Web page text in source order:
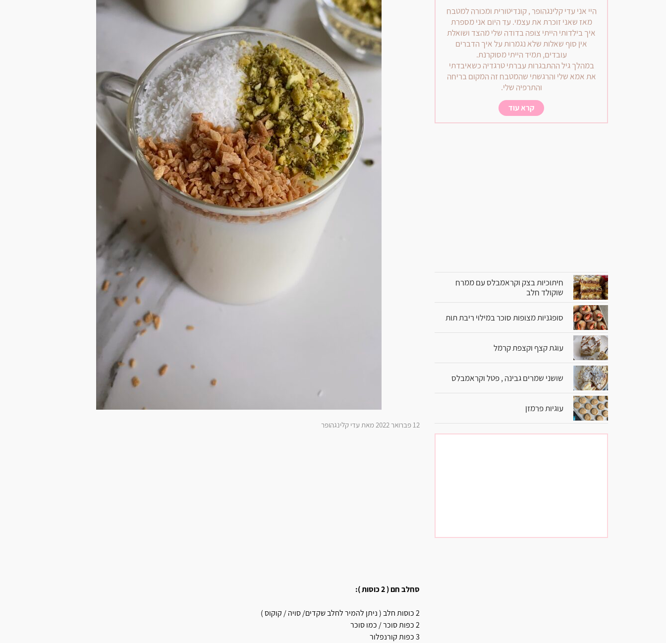
היי אני עדי קלינגהופר , קונדיטורית ומכורה למטבח
מאז שאני זוכרת את עצמי. עד היום אני מספרת
איך בילדותי הייתי צופה בדודה שלי מהצד ושואלת
אין סוף שאלות שלא נגמרות על איך הדברים
עובדים, תמיד הייתי מסוקרנת.
במהלך גיל ההתבגרות עברתי טרגדיה כשאיבדתי
את אמא שלי והרגשתי שהמטבח זה המקום בריחה
והתרפיה שלי.
קרא עוד
חיתוכיות בצק וקראמבלס עם ממרח
שוקולד חלב
סופגניות מצופות סוכר במילוי ריבת תות
עוגת קצף וקצפת קרמל
שושני שמרים גבינה , פטל וקראמבלס
עוגיות פרמזן
12 פברואר 2022 מאת עדי קלינגהופר
סחלב חם ( 2 כוסות ):
2 כוסות חלב ( ניתן להמיר לחלב שקדים/ סויה / קוקוס )
2 כפות סוכר / כמו סוכר
3 כפות קורנפלור